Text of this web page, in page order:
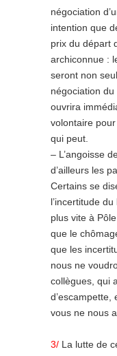
négociation
intention que
prix du départ
archiconnue :
seront non
négociation
ouvrira
volontaire
qui peut.
– L’angoisse
d’ailleurs les
Certains se
l’incertitude
plus vite à
que le
que les
nous ne
collègues, qui
d’escampette,
vous ne nous
3/ La lutte de